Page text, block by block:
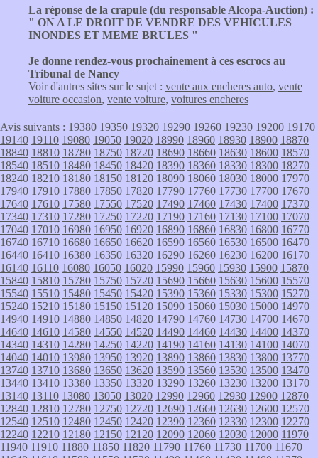
La réponse de la crapule (du responsable Alcopa-Auction) :
" ON A LE DROIT DE VENDRE DES VEHICULES
INONDES ET MEME BRULES "
Je donne rendez-vous prochainement à ces escrocs au
Tribunal de Nancy
Voir d'autres sites sur le sujet : vente aux encheres auto, vente
voiture occasion, vente voiture, voitures encheres
Avis suivants : 19380 19350 19320 19290 19260 19230 19200 19170
19140 19110 19080 19050 19020 18990 18960 18930 18900 18870
18840 18810 18780 18750 18720 18690 18660 18630 18600 18570
18540 18510 18480 18450 18420 18390 18360 18330 18300 18270
18240 18210 18180 18150 18120 18090 18060 18030 18000 17970
17940 17910 17880 17850 17820 17790 17760 17730 17700 17670
17640 17610 17580 17550 17520 17490 17460 17430 17400 17370
17340 17310 17280 17250 17220 17190 17160 17130 17100 17070
17040 17010 16980 16950 16920 16890 16860 16830 16800 16770
16740 16710 16680 16650 16620 16590 16560 16530 16500 16470
16440 16410 16380 16350 16320 16290 16260 16230 16200 16170
16140 16110 16080 16050 16020 15990 15960 15930 15900 15870
15840 15810 15780 15750 15720 15690 15660 15630 15600 15570
15540 15510 15480 15450 15420 15390 15360 15330 15300 15270
15240 15210 15180 15150 15120 15090 15060 15030 15000 14970
14940 14910 14880 14850 14820 14790 14760 14730 14700 14670
14640 14610 14580 14550 14520 14490 14460 14430 14400 14370
14340 14310 14280 14250 14220 14190 14160 14130 14100 14070
14040 14010 13980 13950 13920 13890 13860 13830 13800 13770
13740 13710 13680 13650 13620 13590 13560 13530 13500 13470
13440 13410 13380 13350 13320 13290 13260 13230 13200 13170
13140 13110 13080 13050 13020 12990 12960 12930 12900 12870
12840 12810 12780 12750 12720 12690 12660 12630 12600 12570
12540 12510 12480 12450 12420 12390 12360 12330 12300 12270
12240 12210 12180 12150 12120 12090 12060 12030 12000 11970
11940 11910 11880 11850 11820 11790 11760 11730 11700 11670